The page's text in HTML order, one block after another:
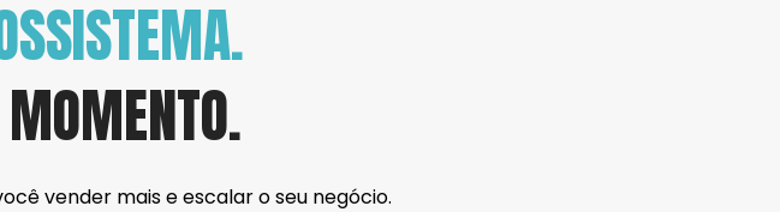
vender mais e escalar o seu negócio.